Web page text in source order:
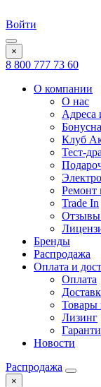
Войти
×
8 800 777 73 60
О компании
О нас
Адреса
Клуб
Тест-
Ремонт
Trade In
Отзывы
Бренды
Распродажа
Оплата и
Оплата
Товары
Лизинг
Новости
Распродажа
×